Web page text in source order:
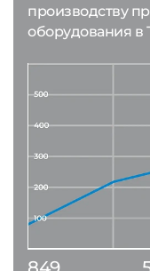
производству
оборудования в